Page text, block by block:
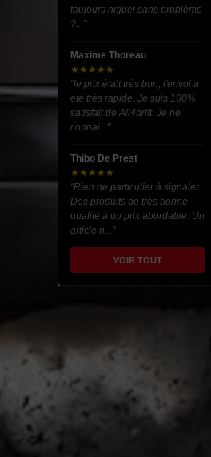
toujours niquel sans problème
?..."
Maxime Thoreau
★★★★★
"le prix était très bon, l'envoi a
été très rapide. Je suis 100%
satisfait de All4drift. Je ne
connai..."
Thibo De Prest
★★★★★
"Rien de particulier à signaler.
Des produits de très bonne
qualité à un prix abordable. Un
article n..."
VOIR TOUT